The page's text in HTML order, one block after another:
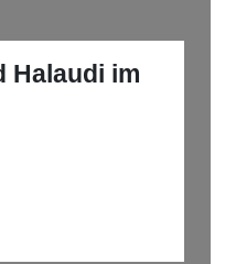
Halaudi im